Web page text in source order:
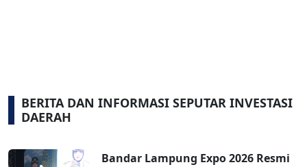
BERITA DAN INFORMASI SEPUTAR INVESTASI
DAERAH
Bandar Lampung Expo 2026 Resmi